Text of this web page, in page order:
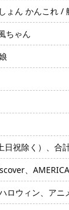
ょん かんこれ
ちゃん
祝除く）、合
、
ロウィン、アニ